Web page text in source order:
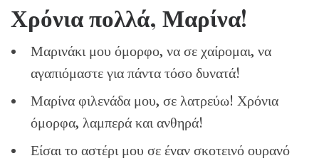
Χρόνια πολλά, Μαρίνα!
Μαρινάκι μου όμορφο, να σε χαίρομαι, να
αγαπιόμαστε για πάντα τόσο δυνατά!
Μαρίνα φιλενάδα μου, σε λατρεύω! Χρόνια
όμορφα, λαμπερά και ανθηρά!
Είσαι το αστέρι μου σε έναν σκοτεινό ουρανό